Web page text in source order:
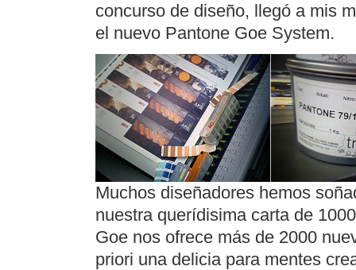
concurso de diseño, llegó a mis
el nuevo Pantone Goe System.
Muchos diseñadores hemos
nuestra querídisima carta de
Goe nos ofrece más de 2000
priori una delicia para mentes